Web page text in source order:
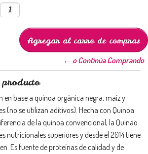
← o Continúa Comprando
en base a quinoa orgánica negra, maíz y
(no se utilizan aditivos). Hecha con Quinoa
de la quinoa convencional, la Quinao
nutricionales superiores y desde el 2014 tiene
Es fuente de proteínas de calidad y de